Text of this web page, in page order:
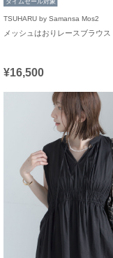
TSUHARU by Samansa Mos2
メッシュはおりレースブラウス
¥16,500